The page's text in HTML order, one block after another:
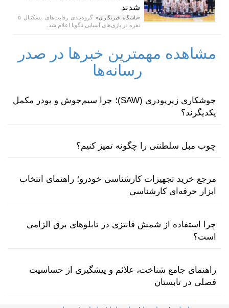
شدند
«باشگاه خبرنگاران»
گروه‌بندی رقابت‌های بسکتبال ۵
نفره در بازی‌های آسیایی ناگویا اعلام شد.
مشاهده مهمترین خبرها در صدر
رسانه‌ها
جوشکاری زیرپودری (SAW)؛ چرا سیم‌جوش و پودر مکمل
یکدیگرند؟
چوب مبل سلطنتی را چگونه تمیز کنیم؟
مرجع خرید تجهیزات کارشناسی خودرو؛ راهنمای انتخاب
ابزار حرفه‌ای کارشناسی
چرا استفاده از شمش فانتزی در تابلوهای برق الزامی
است؟
راهنمای جامع شناخت، علائم و پیشگیری از حساسیت
فصلی در تابستان